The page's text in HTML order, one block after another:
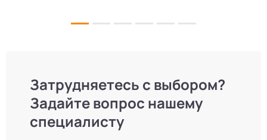
Затрудняетесь с выбором?
Задайте вопрос нашему
специалисту